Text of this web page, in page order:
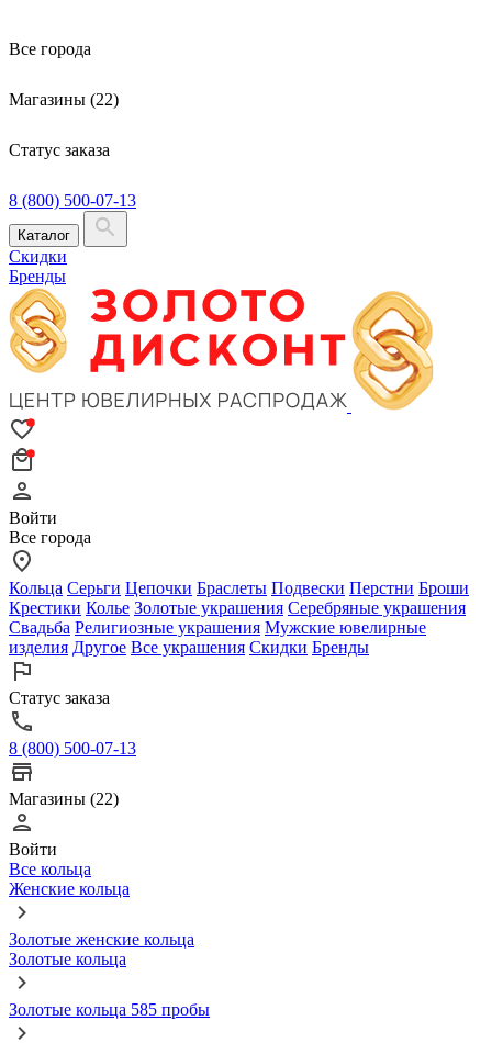
Все города
Магазины (22)
Статус заказа
8 (800) 500-07-13
Каталог
Скидки
Бренды
Войти
Все города
Кольца Серьги Цепочки Браслеты Подвески Перстни Броши
Крестики Колье Золотые украшения Серебряные украшения
Свадьба Религиозные украшения Мужские ювелирные
изделия Другое Все украшения Скидки Бренды
Статус заказа
8 (800) 500-07-13
Магазины (22)
Войти
Все кольца
Женские кольца
Золотые женские кольца
Золотые кольца
Золотые кольца 585 пробы